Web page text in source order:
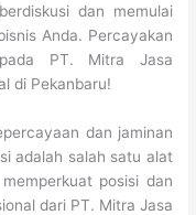
dan memulai
Anda. Percayakan
PT. Mitra Jasa
di Pekanbaru!
dan jaminan
adalah salah satu alat
posisi dan
dari PT. Mitra Jasa